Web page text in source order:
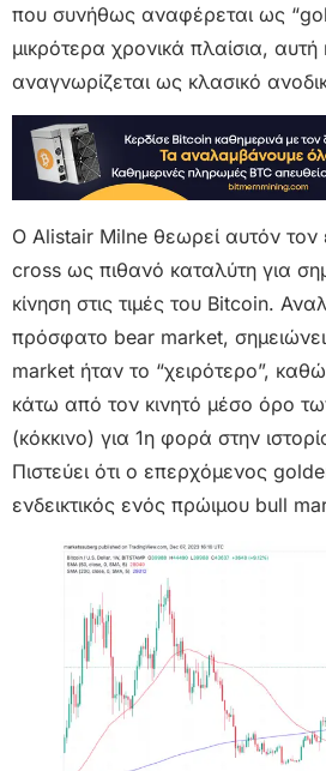
που συνήθως αναφέρεται ως
μικρότερα χρονικά πλαίσια,
αναγνωρίζεται ως κλασικό
Ο Alistair Milne θεωρεί αυτόν τον
cross ως πιθανό καταλύτη για
κίνηση στις τιμές του Bitcoin.
πρόσφατo bear market,
market ήταν το “χειρότερο”,
κάτω από τον κινητό μέσο όρο
(κόκκινο) για 1η φορά στην
Πιστεύει ότι ο επερχόμενος
ενδεικτικός ενός πρώιμου bull